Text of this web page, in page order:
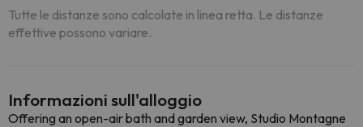
Tutte le distanze sono calcolate in linea retta. Le distanze
effettive possono variare.
Informazioni sull'alloggio
Offering an open-air bath and garden view, Studio Montagne